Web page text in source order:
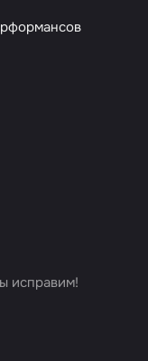
исправим!